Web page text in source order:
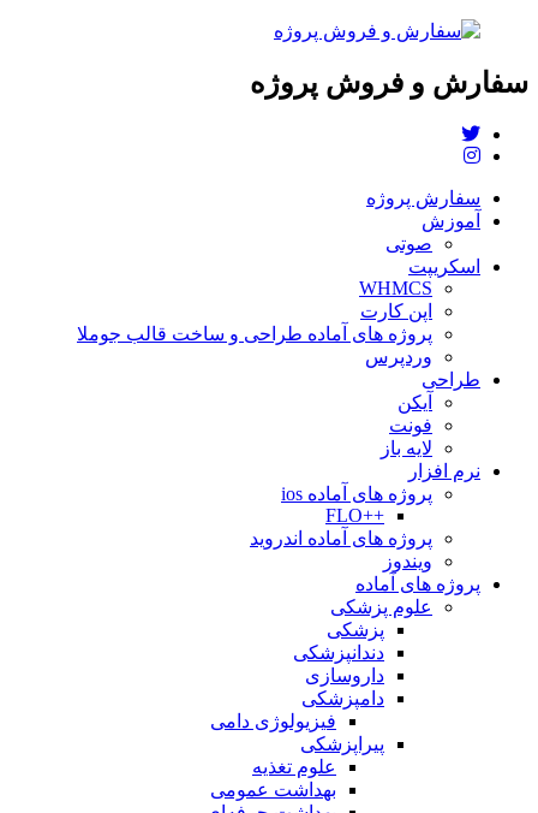
سفارش و فروش پروژه
سفارش پروژه
آموزش
صوتی
اسکریپت
WHMCS
اپن کارت
پروژه های آماده طراحی و ساخت قالب جوملا
وردپرس
طراحی
آیکن
فونت
لایه باز
نرم افزار
پروژه های آماده ios
++FLO
پروژه های آماده اندروید
ویندوز
پروژه های آماده
علوم پزشکی
پزشکی
دندانپزشکی
داروسازی
دامپزشکی
فیزیولوژی دامی
پیراپزشکی
علوم تغذیه
بهداشت عمومی